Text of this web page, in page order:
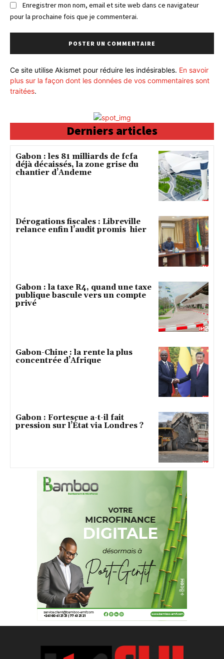
Enregistrer mon nom, email et site web dans ce navigateur
pour la prochaine fois que je commenterai.
Ce site utilise Akismet pour réduire les indésirables. En savoir
plus sur la façon dont les données de vos commentaires sont
traitées.
Derniers articles
Gabon : les 81 milliards de fcfa
déjà décaissés, la zone grise du
chantier d’Andeme
Dérogations fiscales : Libreville
relance enfin l’audit promis hier
Gabon : la taxe R4, quand une taxe
publique bascule vers un compte
privé
Gabon-Chine : la rente la plus
concentrée d’Afrique
Gabon : Fortescue a-t-il fait
pression sur l’État via Londres ?